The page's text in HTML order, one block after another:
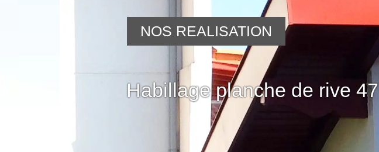
Habillage planche de rive 47
NOS REALISATION